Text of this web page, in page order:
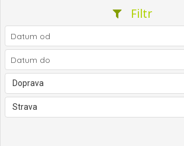
Filtr
Doprava
Strava